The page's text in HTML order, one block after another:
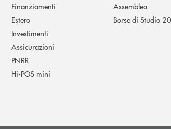
Finanziamenti
Estero
Investimenti
Assicurazioni
PNRR
Hi-POS mini
Assemblea
Borse di Studio